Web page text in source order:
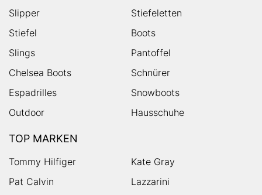
Slipper
Stiefeletten
Stiefel
Boots
Slings
Pantoffel
Chelsea Boots
Schnürer
Espadrilles
Snowboots
Outdoor
Hausschuhe
TOP MARKEN
Tommy Hilfiger
Kate Gray
Pat Calvin
Lazzarini